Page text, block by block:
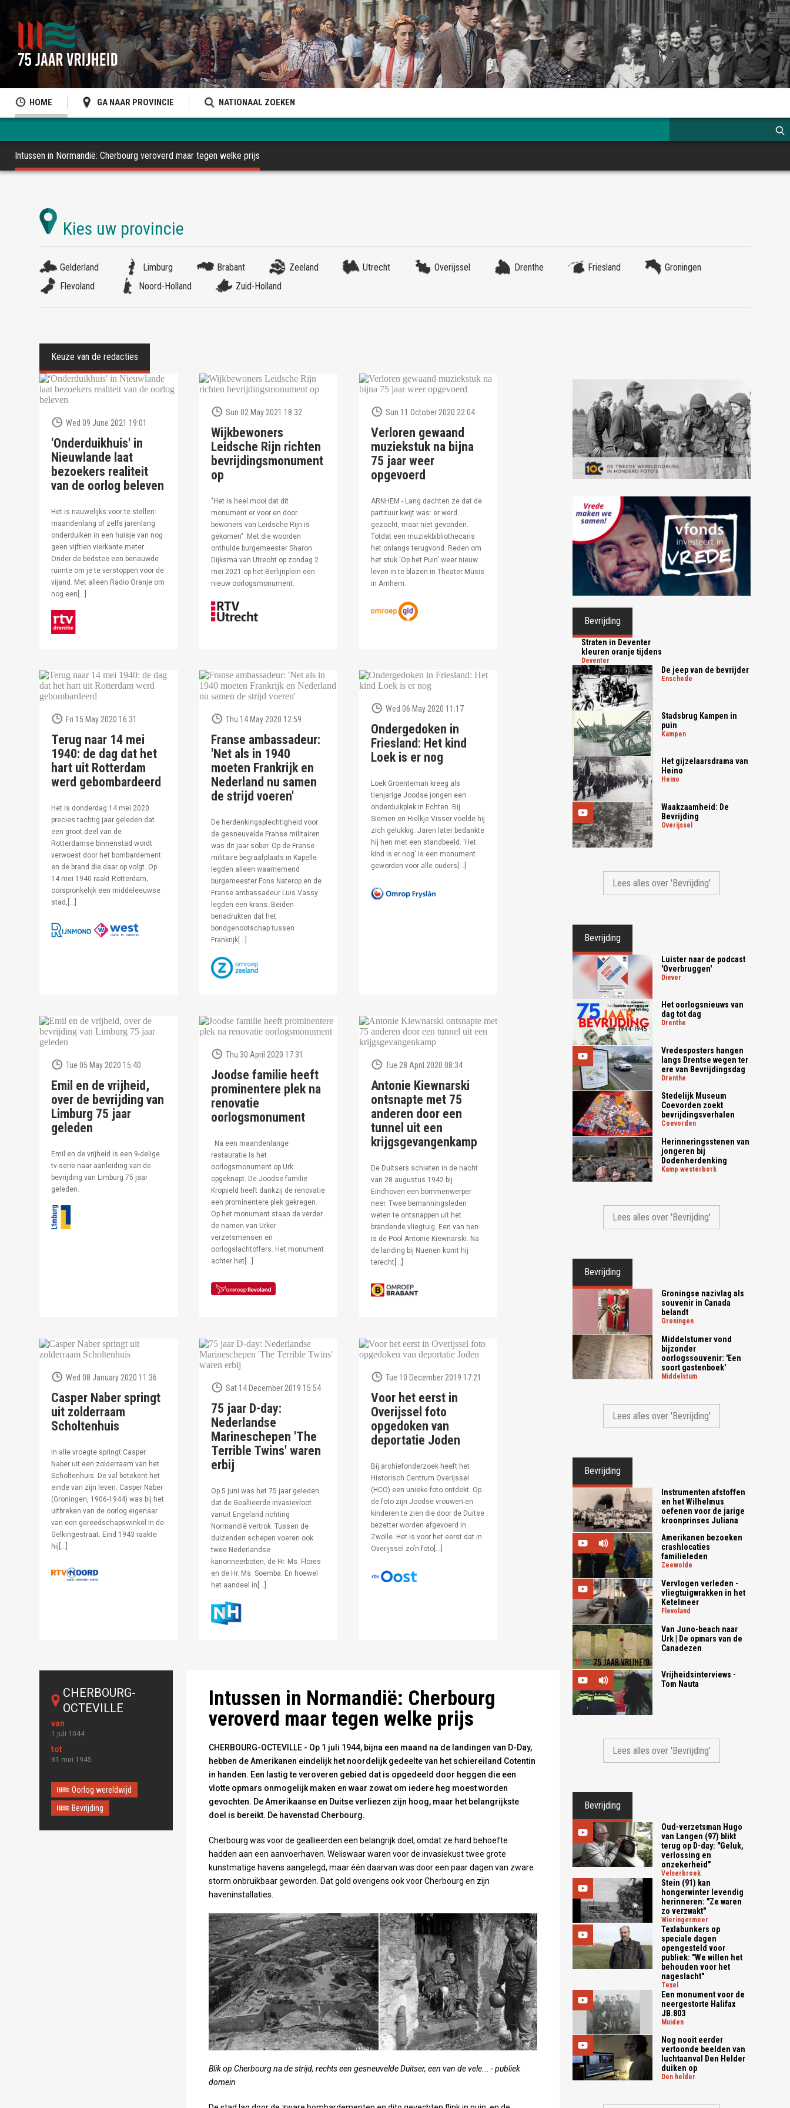
HOME GA NAAR PROVINCIE NATIONAAL ZOEKEN
Intussen in Normandië: Cherbourg veroverd maar tegen welke prijs
Gelderland Limburg Brabant Zeeland Utrecht Overijssel Drenthe Friesland
Groningen
Flevoland
Noord-Holland Zuid-Holland
Wed 09 June 2021 19:01
'Onderduikhuis' in
Nieuwlande laat
bezoekers realiteit
van de oorlog beleven
Het is nauwelijks voor te stellen:
maandenlang of zelfs jarenlang
onderduiken in een huisje van nog
geen vijftien vierkante meter.
Onder de bedstee een benauwde
ruimte om je te verstoppen voor de
vijand. Met alleen Radio Oranje om
nog een[…]
Sun 02 May 2021 18:32
Wijkbewoners
Leidsche Rijn richten
bevrijdingsmonument
op
"Het is heel mooi dat dit
monument er voor en door
bewoners van Leidsche Rijn is
gekomen". Met die woorden
onthulde burgemeester Sharon
Dijksma van Utrecht op zondag 2
mei 2021 op het Berlijnplein een
nieuw oorlogsmonument.
Sun 11 October 2020 22:04
Verloren gewaand
muziekstuk na bijna
75 jaar weer
opgevoerd
ARNHEM - Lang dachten ze dat de
partituur kwijt was: er werd
gezocht, maar niet gevonden.
Totdat een muziekbibliothecaris
het onlangs terugvond. Reden om
het stuk 'Op het Puin' weer nieuw
leven in te blazen in Theater Musis
in Arnhem.
Fri 15 May 2020 16:31
Terug naar 14 mei
1940: de dag dat het
hart uit Rotterdam
werd gebombardeerd
Het is donderdag 14 mei 2020
precies tachtig jaar geleden dat
een groot deel van de
Rotterdamse binnenstad wordt
verwoest door het bombardement
en de brand die daar op volgt. Op
14 mei 1940 raakt Rotterdam,
oorspronkelijk een middeleeuwse
stad,[…]
Thu 14 May 2020 12:59
Franse ambassadeur:
'Net als in 1940
moeten Frankrijk en
Nederland nu samen
de strijd voeren'
De herdenkingsplechtigheid voor
de gesneuvelde Franse militairen
was dit jaar sober. Op de Franse
militaire begraafplaats in Kapelle
legden alleen waarnemend
burgemeester Fons Naterop en de
Franse ambassadeur Luis Vassy
legden een krans. Beiden
benadrukten dat het
bondgenootschap tussen
Frankrijk[…]
Wed 06 May 2020 11:17
Ondergedoken in
Friesland: Het kind
Loek is er nog
Loek Groenteman kreeg als
tienjarige Joodse jongen een
onderduikplek in Echten. Bij
Siemen en Hielkje Visser voelde hij
zich gelukkig. Jaren later bedankte
hij hen met een standbeeld. 'Het
kind is er nog' is een monument
geworden voor alle ouders[…]
Tue 05 May 2020 15:40
Emil en de vrijheid,
over de bevrijding van
Limburg 75 jaar
geleden
Emil en de vrijheid is een 9-delige
tv-serie naar aanleiding van de
bevrijding van Limburg 75 jaar
geleden.
Thu 30 April 2020 17:31
Joodse familie heeft
prominentere plek na
renovatie
oorlogsmonument
Na een maandenlange
restauratie is het
oorlogsmonument op Urk
opgeknapt. De Joodse familie
Kropveld heeft dankzij de renovatie
een prominentere plek gekregen.
Op het monument staan de verder
de namen van Urker
verzetsmensen en
oorlogslachtoffers. Het monument
achter het[…]
Tue 28 April 2020 08:34
Antonie Kiewnarski
ontsnapte met 75
anderen door een
tunnel uit een
krijgsgevangenkamp
De Duitsers schieten in de nacht
van 28 augustus 1942 bij
Eindhoven een bommenwerper
neer. Twee bemanningsleden
weten te ontsnappen uit het
brandende vliegtuig. Een van hen
is de Pool Antonie Kiewnarski. Na
de landing bij Nuenen komt hij
terecht[…]
Wed 08 January 2020 11:36
Casper Naber springt
uit zolderraam
Scholtenhuis
In alle vroegte springt Casper
Naber uit een zolderraam van het
Scholtenhuis. De val betekent het
einde van zijn leven. Casper Naber
(Groningen, 1906-1944) was bij het
uitbreken van de oorlog eigenaar
van een gereedschapswinkel in de
Gelkingestraat. Eind 1943 raakte
hij[…]
Sat 14 December 2019 15:54
75 jaar D-day:
Nederlandse
Marineschepen 'The
Terrible Twins' waren
erbij
Op 5 juni was het 75 jaar geleden
dat de Geallieerde invasievloot
vanuit Engeland richting
Normandië vertrok. Tussen de
duizenden schepen voeren ook
twee Nederlandse
kanonneerboten, de Hr. Ms. Flores
en de Hr. Ms. Soemba. En hoewel
het aandeel in[…]
Tue 10 December 2019 17:21
Voor het eerst in
Overijssel foto
opgedoken van
deportatie Joden
Bij archiefonderzoek heeft het
Historisch Centrum Overijssel
(HCO) een unieke foto ontdekt. Op
de foto zijn Joodse vrouwen en
kinderen te zien die door de Duitse
bezetter worden afgevoerd in
Zwolle. Het is voor het eerst dat in
Overijssel zo’n foto[…]
CHERBOURG-
OCTEVILLE
1 juli 1044
31 mei 1945
Oorlog wereldwijd
Bevrijding
Intussen in Normandië: Cherbourg
veroverd maar tegen welke prijs
CHERBOURG-OCTEVILLE - Op 1 juli 1944, bijna een maand na de landingen van D-Day,
hebben de Amerikanen eindelijk het noordelijk gedeelte van het schiereiland Cotentin
in handen. Een lastig te veroveren gebied dat is opgedeeld door heggen die een
vlotte opmars onmogelijk maken en waar zowat om iedere heg moest worden
gevochten. De Amerikaanse en Duitse verliezen zijn hoog, maar het belangrijkste
doel is bereikt. De havenstad Cherbourg.
Cherbourg was voor de geallieerden een belangrijk doel, omdat ze hard behoefte
hadden aan een aanvoerhaven. Weliswaar waren voor de invasiekust twee grote
kunstmatige havens aangelegd, maar één daarvan was door een paar dagen van zware
storm onbruikbaar geworden. Dat gold overigens ook voor Cherbourg en zijn
haveninstallaties.
Blik op Cherbourg na de strijd, rechts een gesneuvelde Duitser, een van de vele... - publiek
domein
Bevrijding
Straten in Deventer
kleuren oranje tijdens
deventer
De jeep van de bevrijder
enschede
Stadsbrug Kampen in
puin
kampen
Het gijzelaarsdrama van
Heino
heino
Waakzaamheid: De
Bevrijding
overijssel
Lees alles over 'Bevrijding'
Bevrijding
Luister naar de podcast
'Overbruggen'
diever
Het oorlogsnieuws van
dag tot dag
drenthe
Vredesposters hangen
langs Drentse wegen ter
ere van Bevrijdingsdag
drenthe
Stedelijk Museum
Coevorden zoekt
bevrijdingsverhalen
coevorden
Herinneringsstenen van
jongeren bij
Dodenherdenking
kamp westerbork
Lees alles over 'Bevrijding'
Bevrijding
Groningse nazivlag als
souvenir in Canada
belandt
groningen
Middelstumer vond
bijzonder
oorlogssouvenir: 'Een
soort gastenboek'
middelstum
Lees alles over 'Bevrijding'
Bevrijding
Instrumenten afstoffen
en het Wilhelmus
oefenen voor de jarige
kroonprinses Juliana
Amerikanen bezoeken
crashlocaties
familieleden
zeewolde
Vervlogen verleden -
vliegtuigwrakken in het
Ketelmeer
flevoland
Van Juno-beach naar
Urk | De opmars van de
Canadezen
Vrijheidsinterviews -
Tom Nauta
Lees alles over 'Bevrijding'
Bevrijding
Oud-verzetsman Hugo
van Langen (97) blikt
terug op D-day: "Geluk,
verlossing en
onzekerheid"
velserbroek
Stein (91) kan
hongerwinter levendig
herinneren: "Ze waren
zo verzwakt"
wieringermeer
Texlabunkers op
speciale dagen
opengesteld voor
publiek: "We willen het
behouden voor het
nageslacht"
texel
Een monument voor de
neergestorte Halifax
JB.803
muiden
Nog nooit eerder
vertoonde beelden van
luchtaanval Den Helder
duiken op
den helder